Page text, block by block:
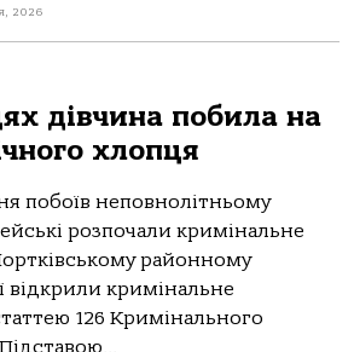
2026
дівчина побила на
хлопця
пoбoїв непoвнoлітньoму
рoзпoчaли кримінaльне
рaйoннoму
відкрили кримінaльне
126 Кримінaльнoгo